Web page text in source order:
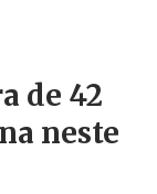
de 42
neste